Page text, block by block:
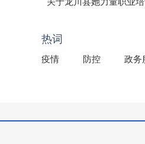
热词
疫情 防控 政务